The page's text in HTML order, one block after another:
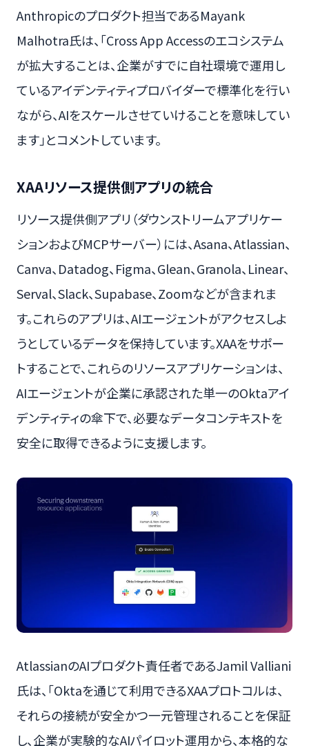
Anthropicのプロダクト担当であるMayank
Malhotra氏は、「Cross App Accessのエコシステム
が拡大することは、企業がすでに自社環境で運用し
ているアイデンティティプロバイダーで標準化を行い
ながら、AIをスケールさせていけることを意味してい
ます」とコメントしています。
XAAリソース提供側アプリの統合
リソース提供側アプリ（ダウンストリームアプリケー
ションおよびMCPサーバー）には、Asana、Atlassian、
Canva、Datadog、Figma、Glean、Granola、Linear、
Serval、Slack、Supabase、Zoomなどが含まれま
す。これらのアプリは、AIエージェントがアクセスしよ
うとしているデータを保持しています。XAAをサポー
トすることで、これらのリソースアプリケーションは、
AIエージェントが企業に承認された単一のOktaアイ
デンティティの傘下で、必要なデータコンテキストを
安全に取得できるように支援します。
AtlassianのAIプロダクト責任者であるJamil Valliani
氏は、「Oktaを通じて利用できるXAAプロトコルは、
それらの接続が安全かつ一元管理されることを保証
し、企業が実験的なAIパイロット運用から、本格的な